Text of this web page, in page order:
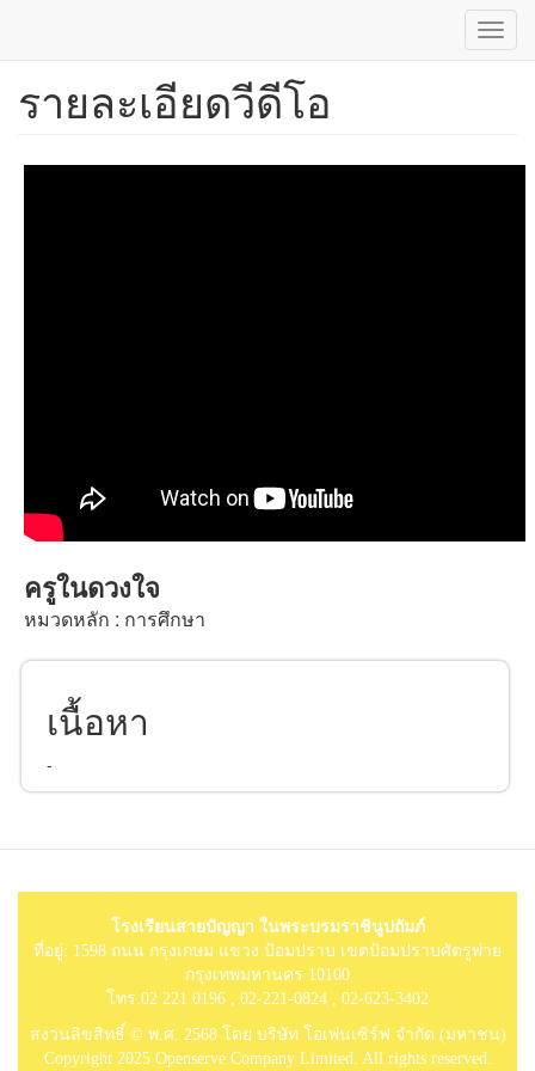
ข้าม
เนื้อหา
รายละเอียดวีดีโอ
ครูในดวงใจ
หมวดหลัก : การศึกษา
เนื้อหา
-
โรงเรียนสายปัญญา ในพระบรมราชินูปถัมภ์
ที่อยู่: 1598 ถนน กรุงเกษม แขวง ป้อมปราบ เขตป้อมปราบศัตรูพ่าย
กรุงเทพมหานคร 10100
โทร.02 221 0196 , 02-221-0824 , 02-623-3402
สงวนลิขสิทธิ์ © พ.ศ. 2568 โดย บริษัท โอเพ่นเซิร์ฟ จำกัด (มหาชน)
Copyright 2025 Openserve Company Limited. All rights reserved.